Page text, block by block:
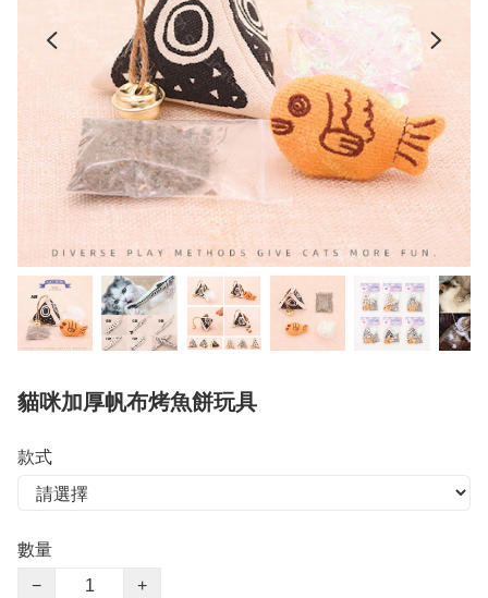
貓咪加厚帆布烤魚餅玩具
款式
數量
−
+